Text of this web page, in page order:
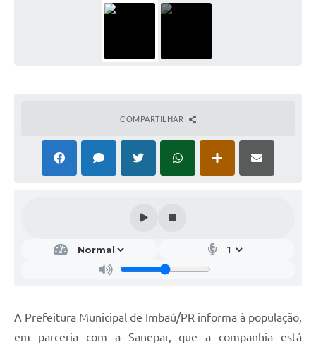
COMPARTILHAR
A Prefeitura Municipal de Imbaú/PR informa à população,
em parceria com a Sanepar, que a companhia está